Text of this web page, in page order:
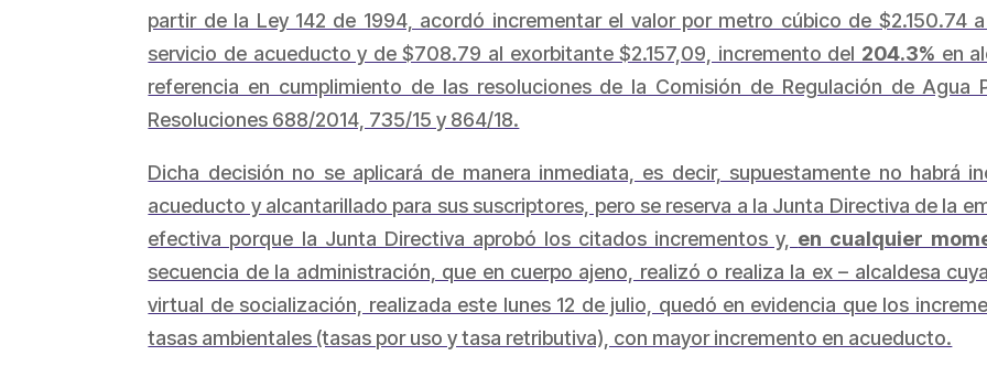
partir de la Ley 142 de 1994, acordó incrementar el valor por metro cúbico de $2.150.74
servicio de acueducto y de $708.79 al exorbitante $2.157,09, incremento del 204.3% en
referencia en cumplimiento de las resoluciones de la Comisión de Regulación de Agua
Resoluciones 688/2014, 735/15 y 864/18.
Dicha decisión no se aplicará de manera inmediata, es decir, supuestamente no habrá
acueducto y alcantarillado para sus suscriptores, pero se reserva a la Junta Directiva de la
efectiva porque la Junta Directiva aprobó los citados incrementos y, en cualquier
secuencia de la administración, que en cuerpo ajeno, realizó o realiza la ex – alcaldesa
virtual de socialización, realizada este lunes 12 de julio, quedó en evidencia que los
tasas ambientales (tasas por uso y tasa retributiva), con mayor incremento en acueducto.